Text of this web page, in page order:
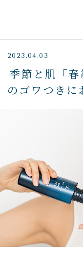
2023.04.03
季節と肌「
のゴワつきに